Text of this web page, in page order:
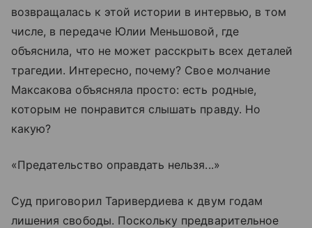
возвращалась к этой истории в интервью, в том
числе, в передаче Юлии Меньшовой, где
объяснила, что не может расскрыть всех деталей
трагедии. Интересно, почему? Свое молчание
Максакова объясняла просто: есть родные,
которым не понравится слышать правду. Но
какую?
«Предательство оправдать нельзя...»
Суд приговорил Таривердиева к двум годам
лишения свободы. Поскольку предварительное